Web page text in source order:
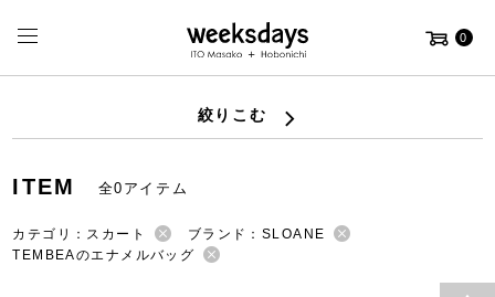
0
絞りこむ
ITEM 全0アイテム
カテゴリ：スカート
ブランド：SLOANE
TEMBEAのエナメルバッグ